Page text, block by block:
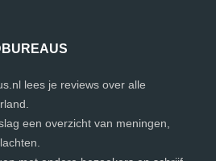
lees je reviews over alle
een overzicht van meningen,